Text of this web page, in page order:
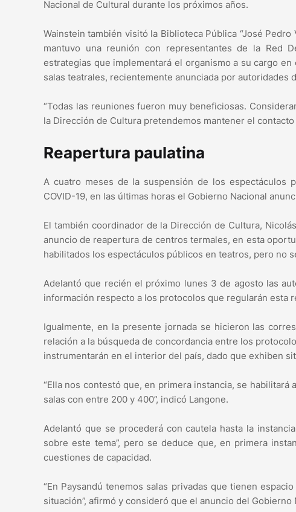
Nacional de Cultural durante los próximos años.
Wainstein también visitó la Biblioteca Pública “José
mantuvo una reunión con representantes de la Red
estrategias que implementará el organismo a su cargo
salas teatrales, recientemente anunciada por autoridades
“Todas las reuniones fueron muy beneficiosas.
la Dirección de Cultura pretendemos mantener el
Reapertura paulatina
A cuatro meses de la suspensión de los espectáculos
COVID-19, en las últimas horas el Gobierno Nacional
El también coordinador de la Dirección de Cultura,
anuncio de reapertura de centros termales, en esta
habilitados los espectáculos públicos en teatros, pero no se
Adelantó que recién el próximo lunes 3 de agosto las
información respecto a los protocolos que regularán esta
Igualmente, en la presente jornada se hicieron las
relación a la búsqueda de concordancia entre los
instrumentarán en el interior del país, dado que exhiben
“Ella nos contestó que, en primera instancia, se
salas con entre 200 y 400”, indicó Langone.
Adelantó que se procederá con cautela hasta la
sobre este tema”, pero se deduce que, en primera
cuestiones de capacidad.
“En Paysandú tenemos salas privadas que tienen
situación”, afirmó y consideró que el anuncio del